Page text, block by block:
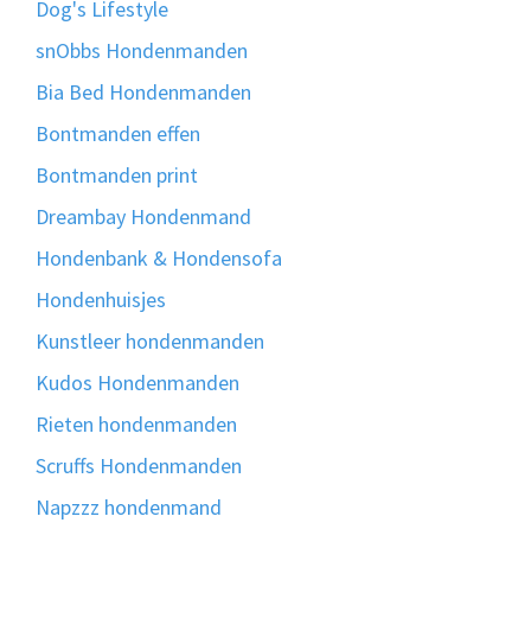
Dog's Lifestyle
snObbs Hondenmanden
Bia Bed Hondenmanden
Bontmanden effen
Bontmanden print
Dreambay Hondenmand
Hondenbank & Hondensofa
Hondenhuisjes
Kunstleer hondenmanden
Kudos Hondenmanden
Rieten hondenmanden
Scruffs Hondenmanden
Napzzz hondenmand